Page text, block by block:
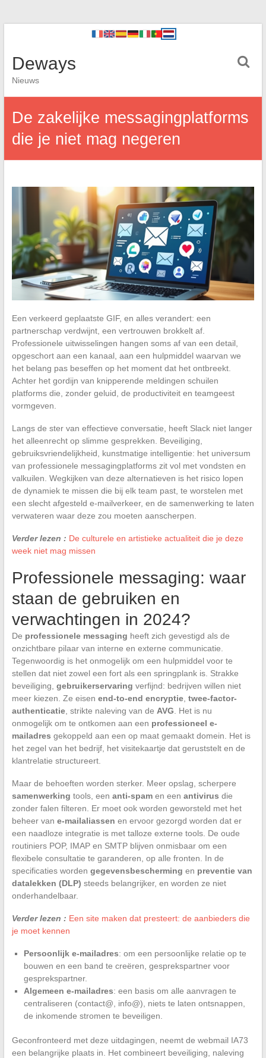
Deways
Nieuws
De zakelijke messagingplatforms
die je niet mag negeren
Een verkeerd geplaatste GIF, en alles verandert: een
partnerschap verdwijnt, een vertrouwen brokkelt af.
Professionele uitwisselingen hangen soms af van een detail,
opgeschort aan een kanaal, aan een hulpmiddel waarvan we
het belang pas beseffen op het moment dat het ontbreekt.
Achter het gordijn van knipperende meldingen schuilen
platforms die, zonder geluid, de productiviteit en teamgeest
vormgeven.
Langs de ster van effectieve conversatie, heeft Slack niet langer
het alleenrecht op slimme gesprekken. Beveiliging,
gebruiksvriendelijkheid, kunstmatige intelligentie: het universum
van professionele messagingplatforms zit vol met vondsten en
valkuilen. Wegkijken van deze alternatieven is het risico lopen
de dynamiek te missen die bij elk team past, te worstelen met
een slecht afgesteld e-mailverkeer, en de samenwerking te laten
verwateren waar deze zou moeten aanscherpen.
Verder lezen : De culturele en artistieke actualiteit die je deze
week niet mag missen
Professionele messaging: waar
staan de gebruiken en
verwachtingen in 2024?
De professionele messaging heeft zich gevestigd als de
onzichtbare pilaar van interne en externe communicatie.
Tegenwoordig is het onmogelijk om een hulpmiddel voor te
stellen dat niet zowel een fort als een springplank is. Strakke
beveiliging, gebruikerservaring verfijnd: bedrijven willen niet
meer kiezen. Ze eisen end-to-end encryptie, twee-factor-
authenticatie, strikte naleving van de AVG . Het is nu
onmogelijk om te ontkomen aan een professioneel e-
mailadres gekoppeld aan een op maat gemaakt domein. Het is
het zegel van het bedrijf, het visitekaartje dat geruststelt en de
klantrelatie structureert.
Maar de behoeften worden sterker. Meer opslag, scherpere
samenwerking tools, een anti-spamen een antivirus die
zonder falen filteren. Er moet ook worden geworsteld met het
beheer van e-mailaliassen en ervoor gezorgd worden dat er
een naadloze integratie is met talloze externe tools. De oude
routiniers POP, IMAP en SMTP blijven onmisbaar om een
flexibele consultatie te garanderen, op alle fronten. In de
specificaties worden gegevensbescherming en preventie van
datalekken (DLP) steeds belangrijker, en worden ze niet
onderhandelbaar.
Verder lezen : Een site maken dat presteert: de aanbieders die
je moet kennen
Persoonlijk e-mailadres: om een persoonlijke relatie op te
bouwen en een band te creëren, gesprekspartner voor
gesprekspartner.
Algemeen e-mailadres: een basis om alle aanvragen te
centraliseren (contact@, info@), niets te laten ontsnappen,
de inkomende stromen te beveiligen.
Geconfronteerd met deze uitdagingen, neemt de webmail IA73
een belangrijke plaats in. Het combineert beveiliging, naleving